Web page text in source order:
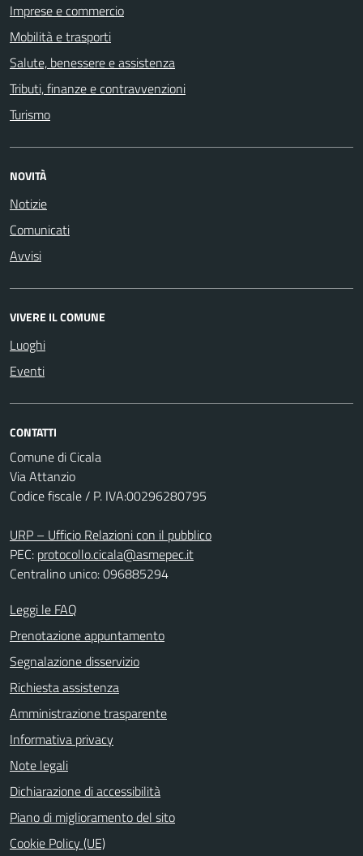
Imprese e commercio
Mobilità e trasporti
Salute, benessere e assistenza
Tributi, finanze e contravvenzioni
Turismo
NOVITÀ
Notizie
Comunicati
Avvisi
VIVERE IL COMUNE
Luoghi
Eventi
CONTATTI
Comune di Cicala
Via Attanzio
Codice fiscale / P. IVA:00296280795
URP – Ufficio Relazioni con il pubblico
PEC: protocollo.cicala@asmepec.it
Centralino unico: 096885294
Leggi le FAQ
Prenotazione appuntamento
Segnalazione disservizio
Richiesta assistenza
Amministrazione trasparente
Informativa privacy
Note legali
Dichiarazione di accessibilità
Piano di miglioramento del sito
Cookie Policy (UE)